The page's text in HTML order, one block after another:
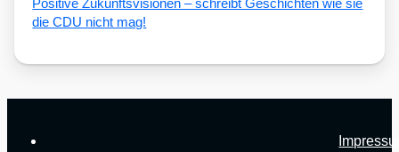
Posi­ti­ve Zukunfts­vi­sio­nen – schreibt Geschich­ten wie sie
die CDU nicht mag!